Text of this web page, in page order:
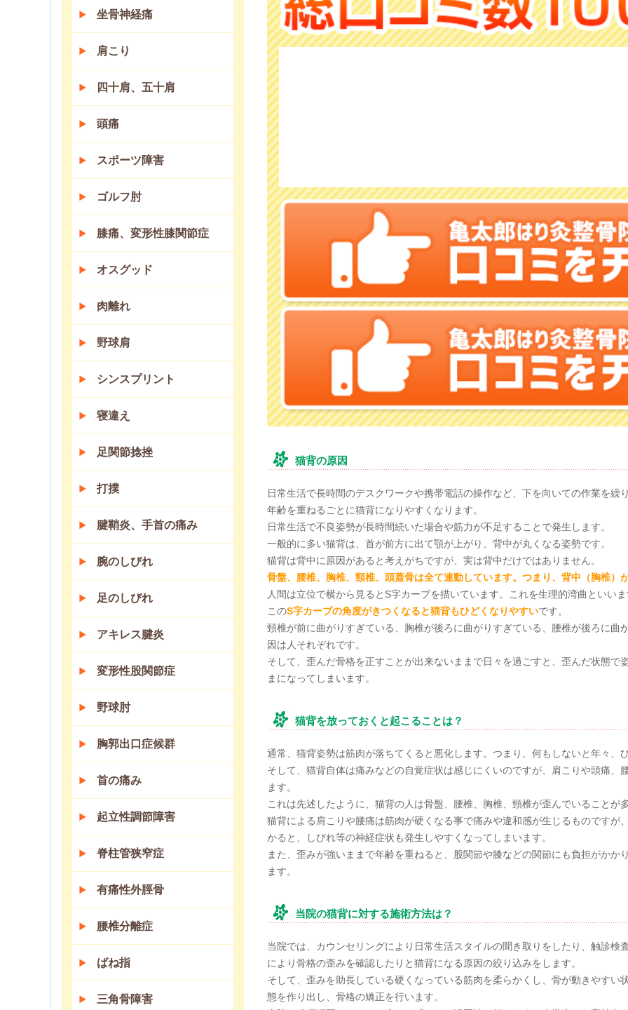
猫背の原因
日常生活で長時間のデスクワークや携帯電話の操作など、下を向いての作業を
年齢を重ねるごとに猫背になりやすくなります。
日常生活で不良姿勢が長時間続いた場合や筋力が不足することで発生します。
一般的に多い猫背は、首が前方に出て顎が上がり、背中が丸くなる姿勢です。
猫背は背中に原因があると考えがちですが、実は背中だけではありません。
骨盤、腰椎、胸椎、頸椎、頭蓋骨は全て連動しています。つまり、背中（胸椎）
人間は立位で横から見るとS字カーブを描いています。これを生理的湾曲といい
このS字カーブの角度がきつくなると猫背もひどくなりやすいです。
頸椎が前に曲がりすぎている、胸椎が後ろに曲がりすぎている、腰椎が後ろに
因は人それぞれです。
そして、歪んだ骨格を正すことが出来ないままで日々を過ごすと、歪んだ状態
まになってしまいます。
猫背を放っておくと起こることは？
通常、猫背姿勢は筋肉が落ちてくると悪化します。つまり、何もしないと年々、
そして、猫背自体は痛みなどの自覚症状は感じにくいのですが、肩こりや頭痛
ます。
これは先述したように、猫背の人は骨盤、腰椎、胸椎、頸椎が歪んでいること
猫背による肩こりや腰痛は筋肉が硬くなる事で痛みや違和感が生じるものです
かると、しびれ等の神経症状も発生しやすくなってしまいます。
また、歪みが強いままで年齢を重ねると、股関節や膝などの関節にも負担がかか
ます。
当院の猫背に対する施術方法は？
当院では、カウンセリングにより日常生活スタイルの聞き取りをしたり、触診検
により骨格の歪みを確認したりと猫背になる原因の絞り込みをします。
そして、歪みを助長している硬くなっている筋肉を柔らかくし、骨が動きやすい
態を作り出し、骨格の矯正を行います。
坐骨神経痛
肩こり
四十肩、五十肩
頭痛
スポーツ障害
ゴルフ肘
膝痛、変形性膝関節症
オスグッド
肉離れ
野球肩
シンスプリント
寝違え
足関節捻挫
打撲
腱鞘炎、手首の痛み
腕のしびれ
足のしびれ
アキレス腱炎
変形性股関節症
野球肘
胸郭出口症候群
首の痛み
起立性調節障害
脊柱管狭窄症
有痛性外脛骨
腰椎分離症
ばね指
三角骨障害